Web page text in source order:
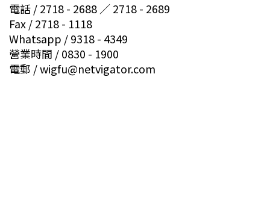
電話 / 2718 - 2688 ／ 2718 - 2689
Fax / 2718 - 1118
Whatsapp / 9318 - 4349
營業時間 / 0830 - 1900
電郵 / wigfu@netvigator.com